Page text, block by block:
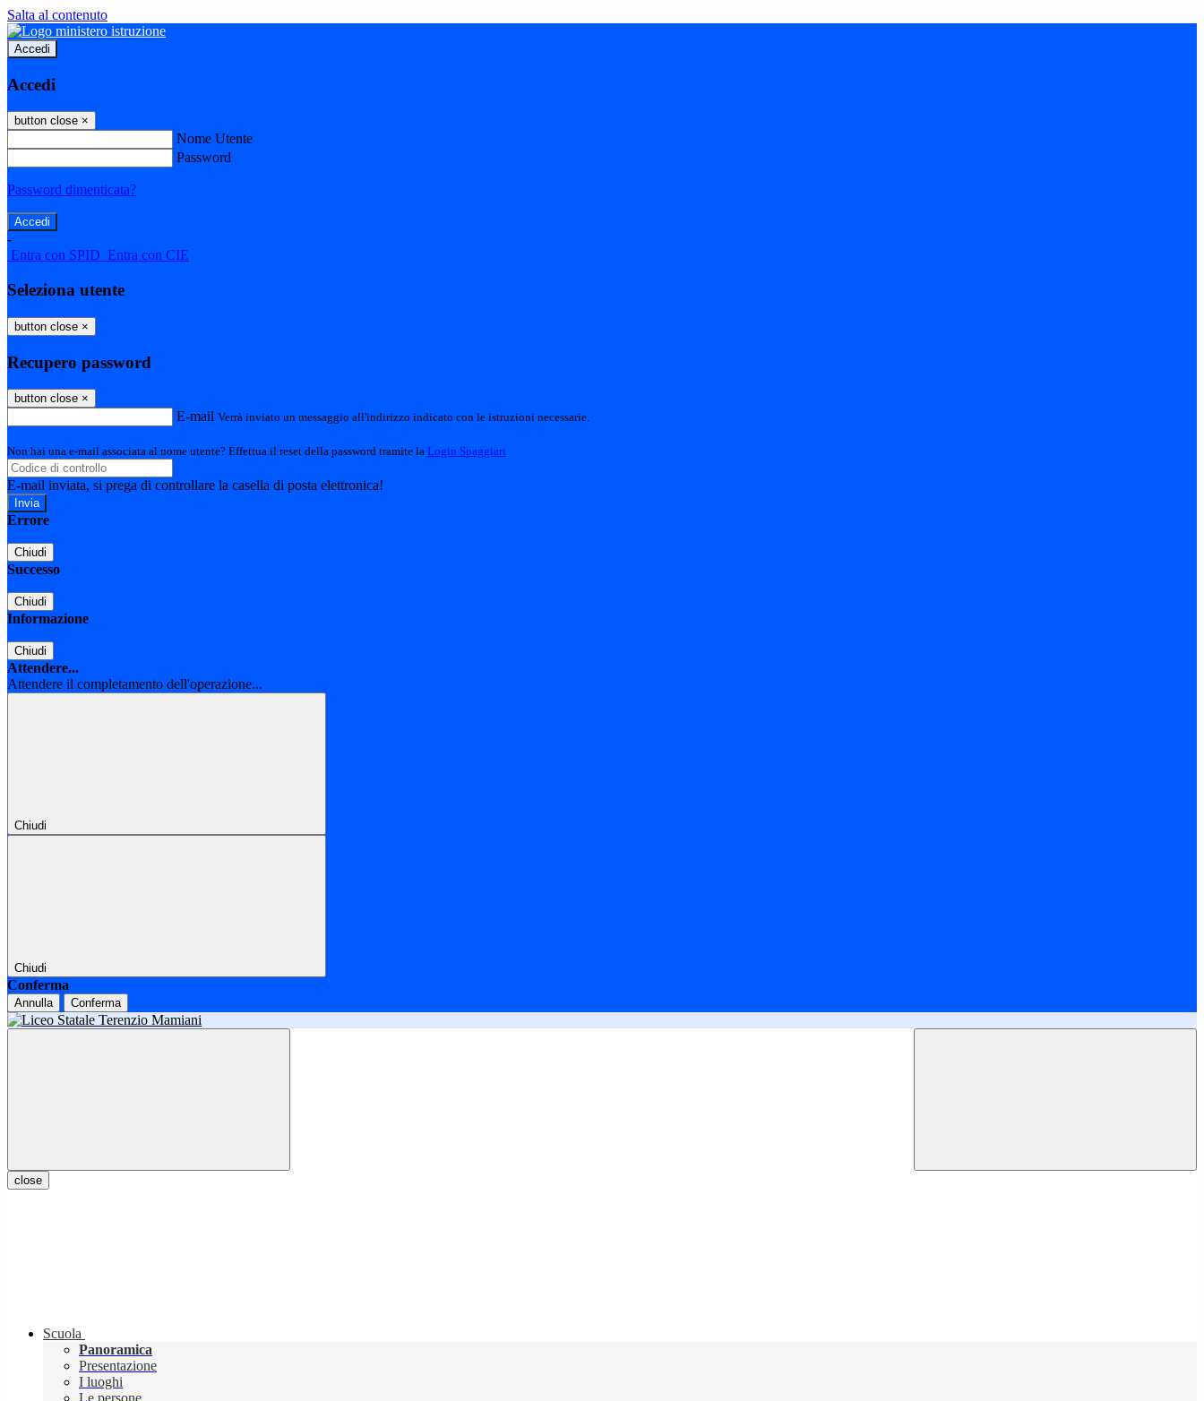
Salta al contenuto
Accedi
Accedi
button close ×
Nome Utente
Password
Password dimenticata?
-
Entra con SPID Entra con CIE
Seleziona utente
button close ×
Recupero password
button close ×
E-mail Verrà inviato un messaggio all'indirizzo indicato con le istruzioni necessarie.
Non hai una e-mail associata al nome utente? Effettua il reset della password tramite la Login Spaggiari
E-mail inviata, si prega di controllare la casella di posta elettronica!
Errore
Chiudi
Successo
Chiudi
Informazione
Chiudi
Attendere...
Attendere il completamento dell'operazione...
Chiudi
Chiudi
Conferma
Annulla Conferma
close
Scuola
Panoramica
Presentazione
I luoghi